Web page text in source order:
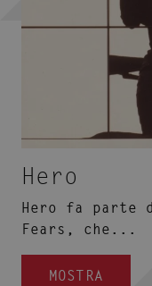
Hero
Hero fa parte
Fears, che...
MOSTRA